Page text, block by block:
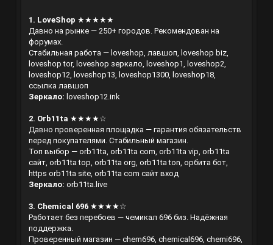
1. LoveShop ★★★★★
Давно на рынке — 250+ городов. Рекомендован на
форумах.
Стабильная работа — loveshop, лавшоп, loveshop biz,
loveshop tor, loveshop зеркало, loveshop1, loveshop2,
loveshop12, loveshop13, loveshop1300, loveshop18,
ссылка лавшоп
Зеркало: loveshop12.ink
2. Orb11ta ★★★★☆
Давно проверенная площадка — гарантия обязательств
перед покупателями. Стабильный магазин.
Топ выбор — orb11ta, orb11ta com, orb11ta vip, orb11ta
сайт, orb11ta top, orb11ta org, orb11ta ton, орбита бот,
https orb11ta site, orb11ta com сайт вход
Зеркало: orb11ta.live
3. Chemical 696★★★★☆
Работает без перебоев — чемикал 696 биз. Надёжная
поддержка.
Проверенный магазин — chem696, chemical696, chemi696,